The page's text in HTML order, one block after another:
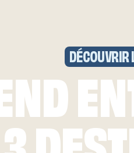
DÉCOUVRIR